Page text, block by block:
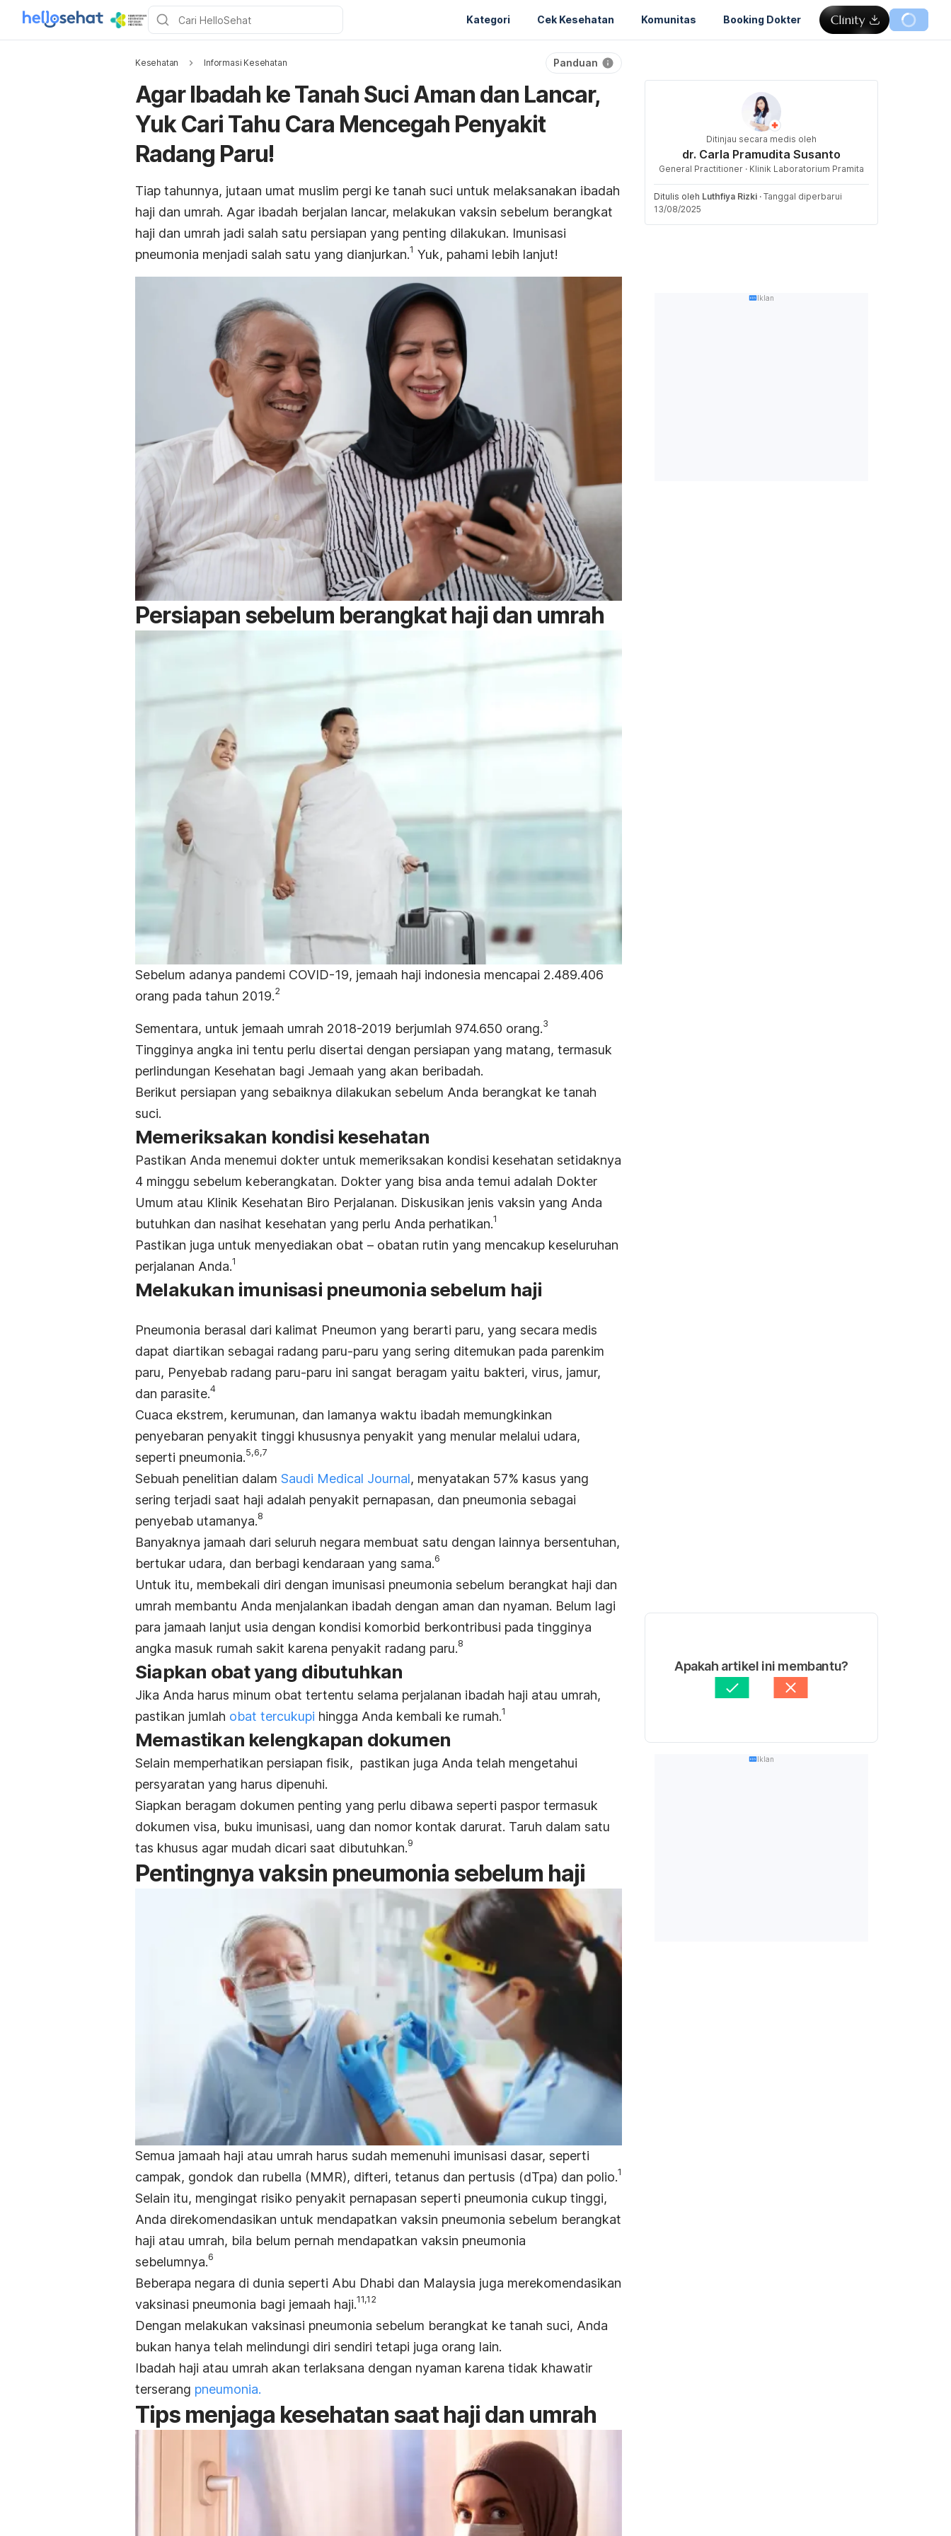
Kategori Cek Kesehatan Komunitas Booking Dokter
Kesehatan Informasi Kesehatan Panduan
Agar Ibadah ke Tanah Suci Aman dan Lancar,
Yuk Cari Tahu Cara Mencegah Penyakit
Radang Paru!
Tiap tahunnya, jutaan umat muslim pergi ke tanah suci untuk melaksanakan ibadah
haji dan umrah. Agar ibadah berjalan lancar, melakukan vaksin sebelum berangkat
haji dan umrah jadi salah satu persiapan yang penting dilakukan. Imunisasi
pneumonia menjadi salah satu yang dianjurkan.1 Yuk, pahami lebih lanjut!
Persiapan sebelum berangkat haji dan umrah
Sebelum adanya pandemi COVID-19, jemaah haji indonesia mencapai 2.489.406
orang pada tahun 2019.2
Sementara, untuk jemaah umrah 2018-2019 berjumlah 974.650 orang.3
Tingginya angka ini tentu perlu disertai dengan persiapan yang matang, termasuk
perlindungan Kesehatan bagi Jemaah yang akan beribadah.
Berikut persiapan yang sebaiknya dilakukan sebelum Anda berangkat ke tanah
suci.
Memeriksakan kondisi kesehatan
Pastikan Anda menemui dokter untuk memeriksakan kondisi kesehatan setidaknya
4 minggu sebelum keberangkatan. Dokter yang bisa anda temui adalah Dokter
Umum atau Klinik Kesehatan Biro Perjalanan. Diskusikan jenis vaksin yang Anda
butuhkan dan nasihat kesehatan yang perlu Anda perhatikan.1
Pastikan juga untuk menyediakan obat – obatan rutin yang mencakup keseluruhan
perjalanan Anda.1
Melakukan imunisasi pneumonia sebelum haji
Pneumonia berasal dari kalimat Pneumon yang berarti paru, yang secara medis
dapat diartikan sebagai radang paru-paru yang sering ditemukan pada parenkim
paru, Penyebab radang paru-paru ini sangat beragam yaitu bakteri, virus, jamur,
dan parasite.4
Cuaca ekstrem, kerumunan, dan lamanya waktu ibadah memungkinkan
penyebaran penyakit tinggi khususnya penyakit yang menular melalui udara,
seperti pneumonia.5,6,7
Sebuah penelitian dalam Saudi Medical Journal, menyatakan 57% kasus yang
sering terjadi saat haji adalah penyakit pernapasan, dan pneumonia sebagai
penyebab utamanya.8
Banyaknya jamaah dari seluruh negara membuat satu dengan lainnya bersentuhan,
bertukar udara, dan berbagi kendaraan yang sama.6
Untuk itu, membekali diri dengan imunisasi pneumonia sebelum berangkat haji dan
umrah membantu Anda menjalankan ibadah dengan aman dan nyaman. Belum lagi
para jamaah lanjut usia dengan kondisi komorbid berkontribusi pada tingginya
angka masuk rumah sakit karena penyakit radang paru.8
Siapkan obat yang dibutuhkan
Jika Anda harus minum obat tertentu selama perjalanan ibadah haji atau umrah,
pastikan jumlah obat tercukupi hingga Anda kembali ke rumah.1
Memastikan kelengkapan dokumen
Selain memperhatikan persiapan fisik, pastikan juga Anda telah mengetahui
persyaratan yang harus dipenuhi.
Siapkan beragam dokumen penting yang perlu dibawa seperti paspor termasuk
dokumen visa, buku imunisasi, uang dan nomor kontak darurat. Taruh dalam satu
tas khusus agar mudah dicari saat dibutuhkan.9
Pentingnya vaksin pneumonia sebelum haji
Semua jamaah haji atau umrah harus sudah memenuhi imunisasi dasar, seperti
campak, gondok dan rubella (MMR), difteri, tetanus dan pertusis (dTpa) dan polio.1
Selain itu, mengingat risiko penyakit pernapasan seperti pneumonia cukup tinggi,
Anda direkomendasikan untuk mendapatkan vaksin pneumonia sebelum berangkat
haji atau umrah, bila belum pernah mendapatkan vaksin pneumonia
sebelumnya.6
Beberapa negara di dunia seperti Abu Dhabi dan Malaysia juga merekomendasikan
vaksinasi pneumonia bagi jemaah haji.11,12
Dengan melakukan vaksinasi pneumonia sebelum berangkat ke tanah suci, Anda
bukan hanya telah melindungi diri sendiri tetapi juga orang lain.
Ibadah haji atau umrah akan terlaksana dengan nyaman karena tidak khawatir
terserang pneumonia.
Tips menjaga kesehatan saat haji dan umrah
Ditinjau secara medis oleh
dr. Carla Pramudita Susanto
General Practitioner · Klinik Laboratorium Pramita
Ditulis oleh Luthfiya Rizki · Tanggal diperbarui
13/08/2025
Iklan
Apakah artikel ini membantu?
Iklan